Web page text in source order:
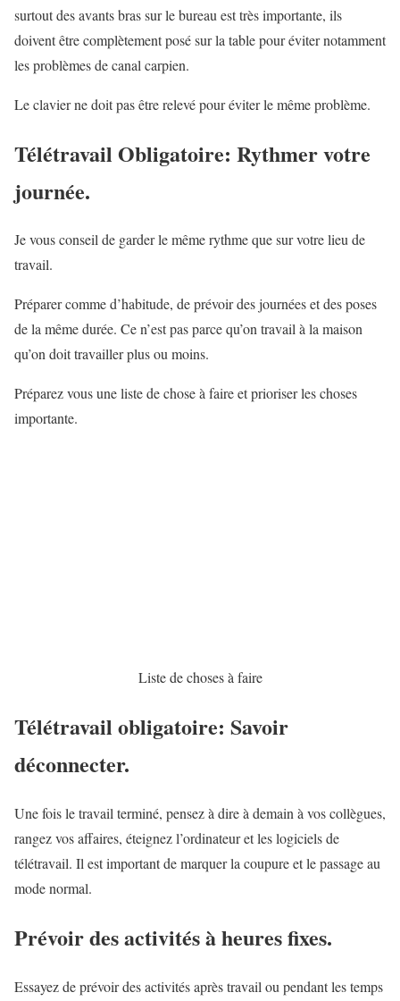
surtout des avants bras sur le bureau est très importante, ils
doivent être complètement posé sur la table pour éviter notamment
les problèmes de canal carpien.
Le clavier ne doit pas être relevé pour éviter le même problème.
Télétravail Obligatoire: Rythmer votre
journée.
Je vous conseil de garder le même rythme que sur votre lieu de
travail.
Préparer comme d’habitude, de prévoir des journées et des poses
de la même durée. Ce n’est pas parce qu’on travail à la maison
qu’on doit travailler plus ou moins.
Préparez vous une liste de chose à faire et prioriser les choses
importante.
Liste de choses à faire
Télétravail obligatoire: Savoir
déconnecter.
Une fois le travail terminé, pensez à dire à demain à vos collègues,
rangez vos affaires, éteignez l’ordinateur et les logiciels de
télétravail. Il est important de marquer la coupure et le passage au
mode normal.
Prévoir des activités à heures fixes.
Essayez de prévoir des activités après travail ou pendant les temps